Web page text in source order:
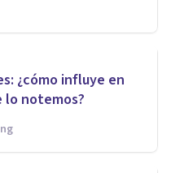
¿cómo influye en
lo notemos?